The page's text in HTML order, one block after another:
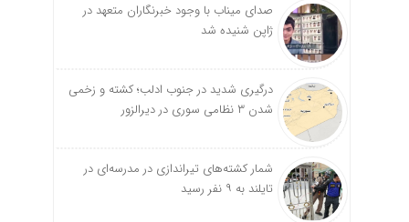
صدای میناب با وجود خبرنگاران متعهد در
ژاپن شنیده شد
درگیری شدید در جنوب ادلب؛ کشته و زخمی
شدن ۳ نظامی سوری در دیرالزور
شمار کشته‌های تیراندازی در مدرسه‌ای در
تایلند به ۹ نفر رسید